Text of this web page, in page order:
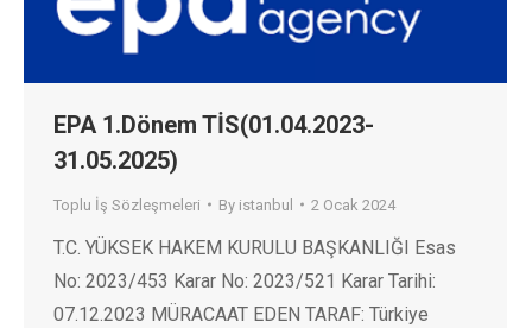
EPA 1.Dönem TİS(01.04.2023-
31.05.2025)
Toplu İş Sözleşmeleri By istanbul 2 Ocak 2024
T.C. YÜKSEK HAKEM KURULU BAŞKANLIĞI Esas
No: 2023/453 Karar No: 2023/521 Karar Tarihi:
07.12.2023 MÜRACAAT EDEN TARAF: Türkiye